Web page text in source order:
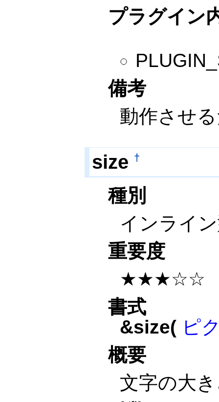
プラグイン
備考
動作させ
size †
種別
インライ
重要度
★★★☆☆
書式
&size( ピ
概要
文字の大